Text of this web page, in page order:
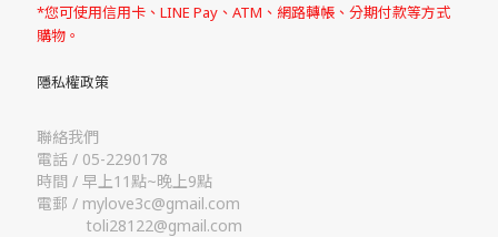
*您可使用信用卡、LINE Pay、ATM、網路轉帳、分期付款等方式
購物。
隱私權政策
聯絡我們
電話 / 05-2290178
時間 / 早上11點~晚上9點
電郵 / mylove3c@gmail.com
toli28122@gmail.com